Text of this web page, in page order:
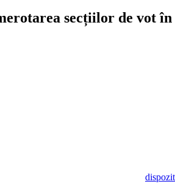
secțiilor de vot